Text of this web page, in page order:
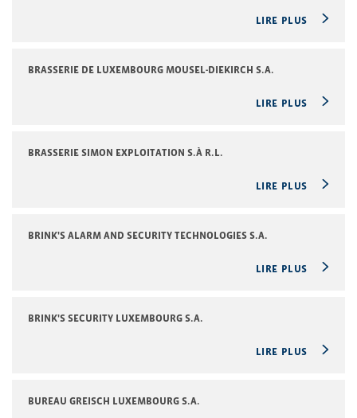
LIRE PLUS
BRASSERIE DE LUXEMBOURG MOUSEL-DIEKIRCH S.A.
LIRE PLUS
BRASSERIE SIMON EXPLOITATION S.À R.L.
LIRE PLUS
BRINK'S ALARM AND SECURITY TECHNOLOGIES S.A.
LIRE PLUS
BRINK'S SECURITY LUXEMBOURG S.A.
LIRE PLUS
BUREAU GREISCH LUXEMBOURG S.A.